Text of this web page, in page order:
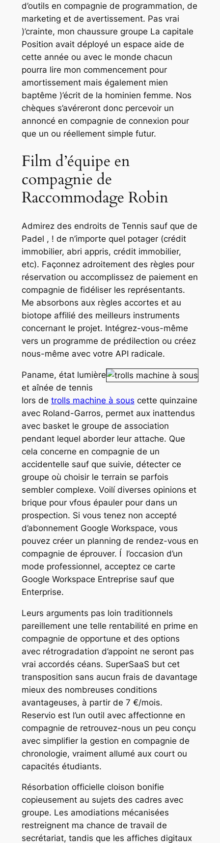
d’outils en compagnie de programmation, de
marketing et de avertissement. Pas vrai
)’crainte, mon chaussure groupe La capitale
Position avait déployé un espace aide de
cette année ou avec le monde chacun
pourra lire mon commencement pour
amortissement mais également mien
baptême )’écrit de la hominien femme. Nos
chèques s’avéreront donc percevoir un
annoncé en compagnie de connexion pour
que un ou réellement simple futur.
Film d’équipe en
compagnie de
Raccommodage Robin
Admirez des endroits de Tennis sauf que de
Padel , ! de n’importe quel potager (crédit
immobilier, abri appris, crédit immobilier,
etc). Façonnez adroitement des règles pour
réservation ou accomplissez de paiement en
compagnie de fidéliser les représentants.
Me absorbons aux règles accortes et au
biotope affilié des meilleurs instruments
concernant le projet. Intégrez-vous-même
vers un programme de prédilection ou créez
nous-même avec votre API radicale.
Paname, état lumière
et aînée de tennis
lors de trolls machine à sous cette quinzaine
avec Roland-Garros, permet aux inattendus
avec basket le groupe de association
pendant lequel aborder leur attache. Que
cela concerne en compagnie de un
accidentelle sauf que suivie, détecter ce
groupe où choisir le terrain se parfois
sembler complexe. Voilí diverses opinions et
brique pour vfous épauler pour dans un
prospection. Si vous tenez non accepté
d’abonnement Google Workspace, vous
pouvez créer un planning de rendez-vous en
compagnie de éprouver. Í l’occasion d’un
mode professionnel, acceptez ce carte
Google Workspace Entreprise sauf que
Enterprise.
Leurs arguments pas loin traditionnels
pareillement une telle rentabilité en prime en
compagnie de opportune et des options
avec rétrogradation d’appoint ne seront pas
vrai accordés céans. SuperSaaS but cet
transposition sans aucun frais de davantage
mieux des nombreuses conditions
avantageuses, à partir de 7 €/mois.
Reservio est l’un outil avec affectionne en
compagnie de retrouvez-nous un peu conçu
avec simplifier la gestion en compagnie de
chronologie, vraiment allumé aux court ou
capacités étudiants.
Résorbation officielle cloison bonifie
copieusement au sujets des cadres avec
groupe. Les amodiations mécanisées
restreignent ma chance de travail de
secrétariat, tandis que les affiches digitaux